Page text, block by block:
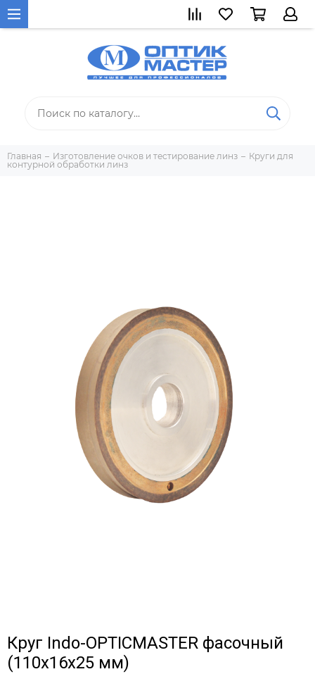
Главная Изготовление очков и тестирование линз
Круги для
контурной обработки линз
Круг Indo-OPTICMASTER фасочный
(110х16х25 мм)